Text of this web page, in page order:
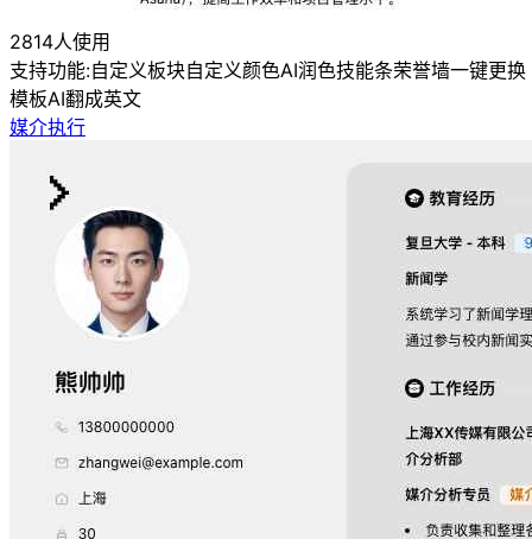
2814人使用
支持功能:自定义板块自定义颜色AI润色技能条荣誉墙一键更换
模板AI翻成英文
媒介执行